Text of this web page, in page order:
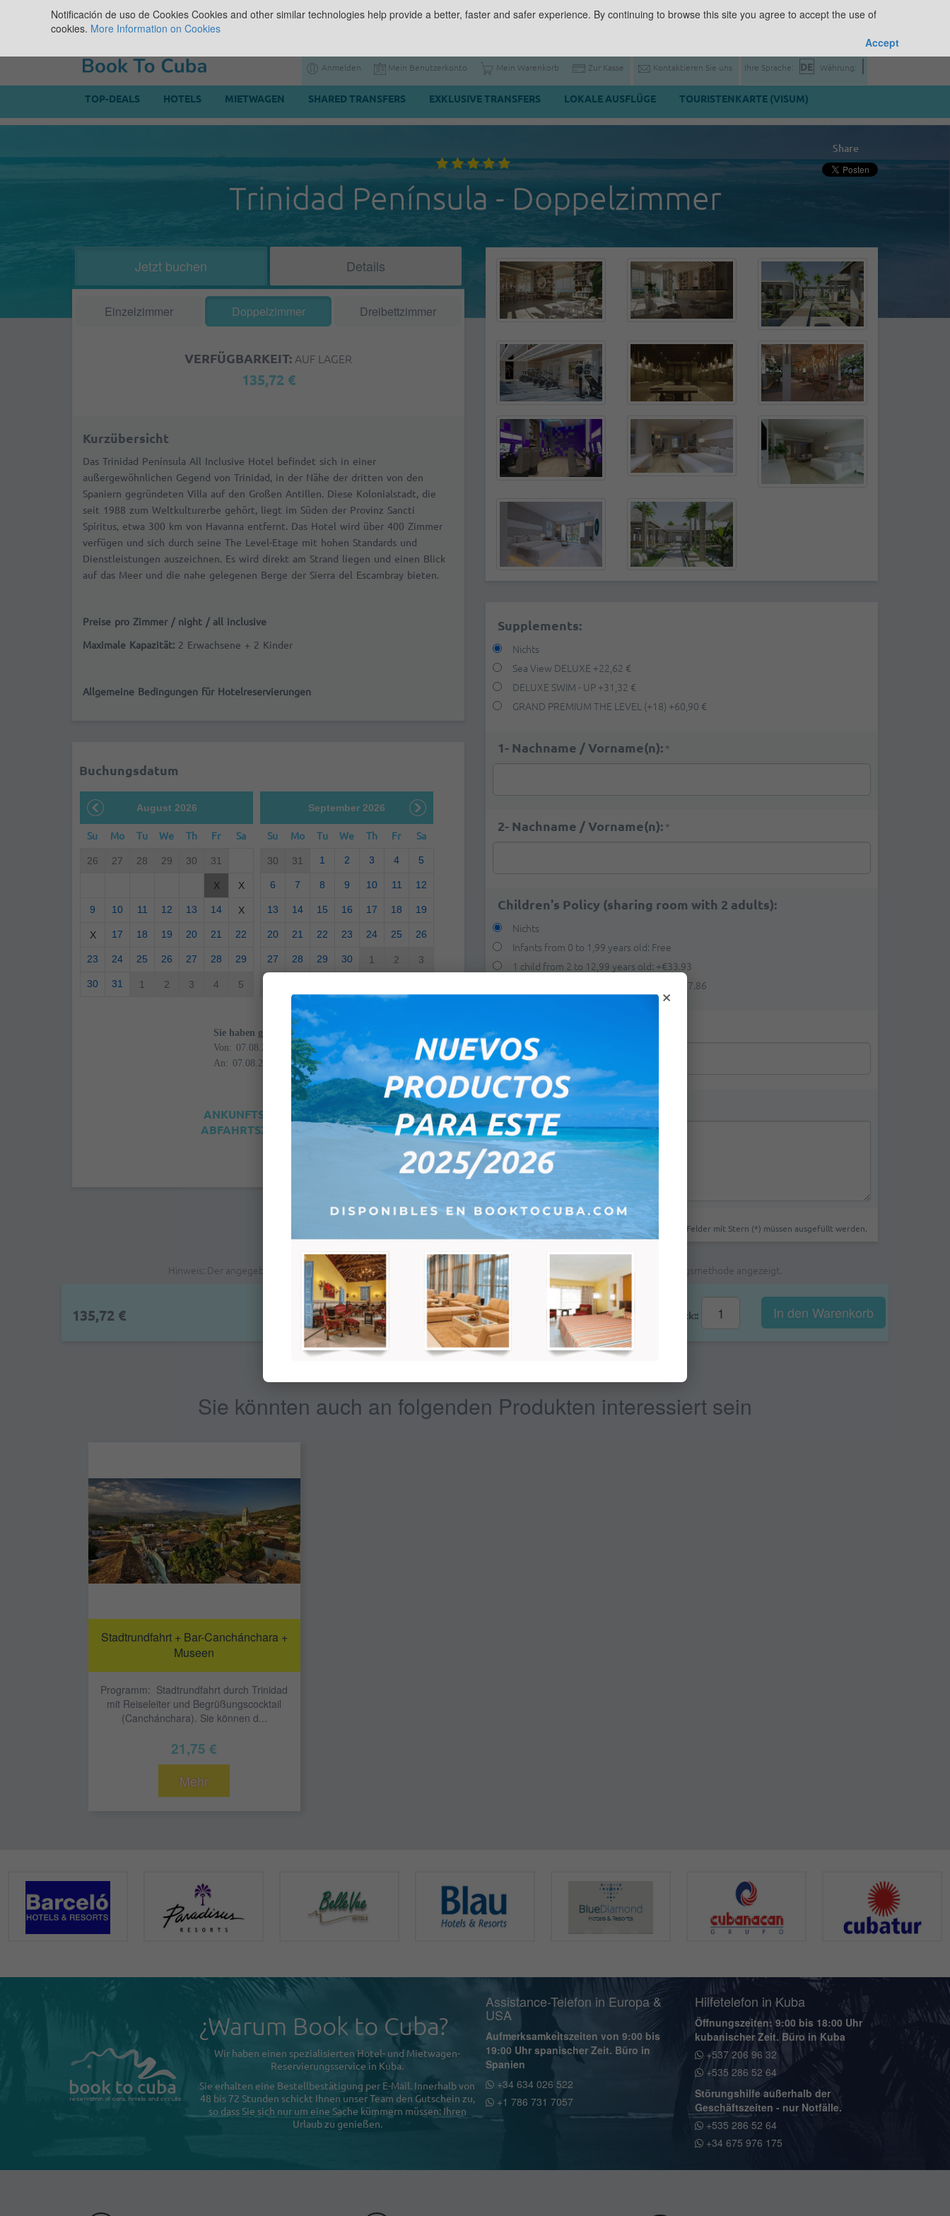
Anmelden Mein Benutzerkonto Mein Warenkorb Zur Kasse Kontaktieren Sie uns Ihre Sprache: Währung:
TOP-DEALS HOTELS MIETWAGEN SHARED TRANSFERS EXKLUSIVE TRANSFERS LOKALE AUSFLÜGE TOURISTENKARTE (VISUM)
Trinidad Península - Doppelzimmer
Share
Jetzt buchen Details
Einzelzimmer Doppelzimmer Dreibettzimmer
VERFÜGBARKEIT: AUF LAGER
135,72 €
Kurzübersicht
Das Trinidad Península All Inclusive Hotel befindet sich in einer
außergewöhnlichen Gegend von Trinidad, in der Nähe der dritten von den
Spaniern gegründeten Villa auf den Großen Antillen. Diese Kolonialstadt, die
seit 1988 zum Weltkulturerbe gehört, liegt im Süden der Provinz Sancti
Spíritus, etwa 300 km von Havanna entfernt. Das Hotel wird über 400 Zimmer
verfügen und sich durch seine The Level-Etage mit hohen Standards und
Dienstleistungen auszeichnen. Es wird direkt am Strand liegen und einen Blick
auf das Meer und die nahe gelegenen Berge der Sierra del Escambray bieten.
Preise pro Zimmer / night / all inclusive
Maximale Kapazität: 2 Erwachsene + 2 Kinder
Allgemeine Bedingungen für Hotelreservierungen
Buchungsdatum
August 2026
Su Mo Tu We Th Fr Sa
26 27 28 29 30 31
X X
9 10 11 12 13 14 X
X 17 18 19 20 21 22
23 24 25 26 27 28 29
30 31 1 2 3 4 5
September 2026
Su Mo Tu We Th Fr Sa
30 31 1 2 3 4 5
6 7 8 9 10 11 12
13 14 15 16 17 18 19
20 21 22 23 24 25 26
27 28 29 30 1 2 3
Sie haben gewählt
Von:
An:
ANKUNFTSZEIT: 4:00PM
ABFAHRTSZEIT: 12:00PM
Supplements:
Nichts
Sea View DELUXE +22,62 €
DELUXE SWIM - UP +31,32 €
GRAND PREMIUM THE LEVEL (+18) +60,90 €
1- Nachname / Vorname(n): *
2- Nachname / Vorname(n): *
Children's Policy (sharing room with 2 adults):
Nichts
Infants from 0 to 1,99 years old: Free
1 child from 2 to 12,99 years old: +€33.93
€67.86
Bemerkungen:
Felder mit Stern (*) müssen ausgefüllt werden.
Hinweis: Der angegebene Preis ist nicht der Endpreis. Später wird der Gesamtpreis abhängig von der gewählten Zahlungsmethode angezeigt.
135,72 € Stk:: In den Warenkorb
Sie könnten auch an folgenden Produkten interessiert sein
Stadtrundfahrt + Bar-Canchánchara +
Museen
Programm: Stadtrundfahrt durch Trinidad
mit Reiseleiter und Begrüßungscocktail
(Canchánchara). Sie können d...
21,75 €
Mehr
¿Warum Book to Cuba?
Wir haben einen spezialisierten Hotel- und Mietwagen-
Reservierungsservice in Kuba.
Sie erhalten eine Bestellbestätigung per E-Mail. Innerhalb von
48 bis 72 Stunden schickt Ihnen unser Team den Gutschein zu,
so dass Sie sich nur um eine Sache kümmern müssen: Ihren
Urlaub zu genießen.
Assistance-Telefon in Europa &
USA
Aufmerksamkeitszeiten von 9:00 bis
19:00 Uhr spanischer Zeit. Büro in
Spanien
+34 634 026 522
+1 786 731 7057
Hilfetelefon in Kuba
Öffnungszeiten: 9:00 bis 18:00 Uhr
kubanischer Zeit. Büro in Kuba
+537 206 96 32
+535 286 52 64
Störungshilfe außerhalb der
Geschäftszeiten - nur Notfälle.
+535 286 52 64
+34 675 976 175
×
Notificación de uso de Cookies Cookies and other similar technologies help provide a better, faster and safer experience. By continuing to browse this site you agree to accept the use of
cookies. More Information on Cookies
Accept